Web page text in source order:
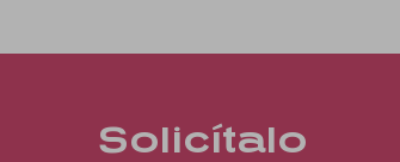
Solicítalo